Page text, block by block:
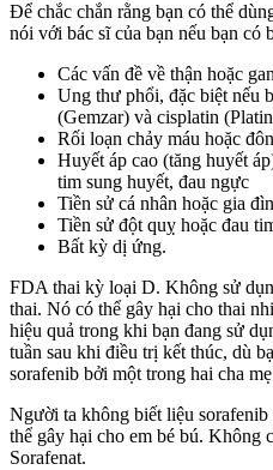
Để chắc chắn rằng bạn có thể
nói với bác sĩ của bạn nếu bạn có
Các vấn đề về thận hoặc
Ung thư phổi, đặc biệt nếu
(Gemzar) và cisplatin
Rối loạn chảy máu hoặc
Huyết áp cao (tăng huyết
tim sung huyết, đau ngực
Tiền sử cá nhân hoặc gia
Tiền sử đột quỵ hoặc đau
Bất kỳ dị ứng.
FDA thai kỳ loại D. Không sử
thai. Nó có thể gây hại cho thai
hiệu quả trong khi bạn đang sử
tuần sau khi điều trị kết thúc, dù
sorafenib bởi một trong hai cha
Người ta không biết liệu
thể gây hại cho em bé bú. Không
Sorafenat.